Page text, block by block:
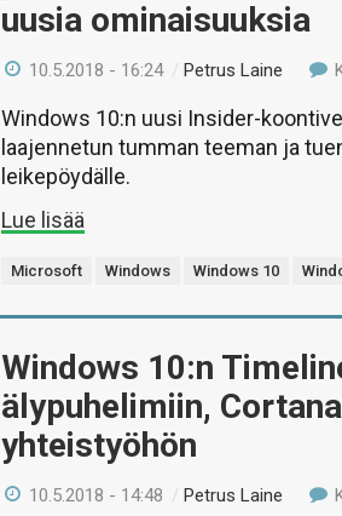
uusia ominaisuuksia
10.5.2018 - 16:24 /Petrus Laine
Windows 10:n uusi Insider-
laajennetun tumman teeman ja
leikepöydälle.
Lue lisää
Microsoft Windows Windows 10
Windows 10:n
älypuhelimiin,
yhteistyöhön
10.5.2018 - 14:48 /Petrus Laine